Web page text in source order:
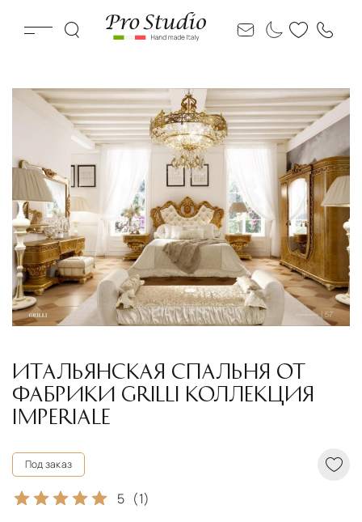
ИТАЛЬЯНСКАЯ СПАЛЬНЯ ОТ
ФАБРИКИ GRILLI КОЛЛЕКЦИЯ
IMPERIALE
Под заказ
5 (1)